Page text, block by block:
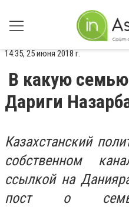
14:35, 25 июня 2018 г.
В какую
Дариги
Казахстанский
собственном
ссылкой на
пост о семье